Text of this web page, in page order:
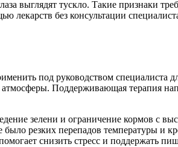
выглядят тускло. Такие признаки
без консультации
под руководством специалиста
Поддерживающая терапия
зелени и ограничение кормов с
резких перепадов температуры и
снизить стресс и поддержать